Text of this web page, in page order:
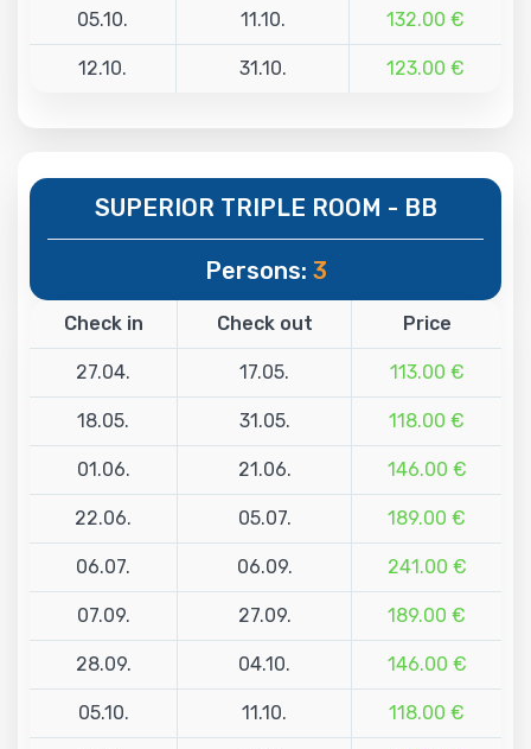
05.10. 11.10. 132.00 €
12.10. 31.10. 123.00 €
SUPERIOR TRIPLE ROOM - BB
Persons: 3
Check in Check out Price
27.04. 17.05. 113.00 €
18.05. 31.05. 118.00 €
01.06. 21.06. 146.00 €
22.06. 05.07. 189.00 €
06.07. 06.09. 241.00 €
07.09. 27.09. 189.00 €
28.09. 04.10. 146.00 €
05.10. 11.10. 118.00 €